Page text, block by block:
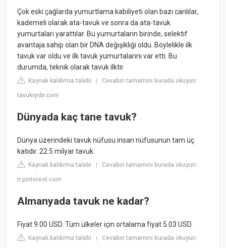
Çok eski çağlarda yumurtlama kabiliyeti olan bazı canlılar,
kademeli olarak ata-tavuk ve sonra da ata-tavuk
yumurtaları yarattılar. Bu yumurtaların birinde, selektif
avantaja sahip olan bir DNA değişikliği oldu. Böylelikle ilk
tavuk var oldu ve ilk tavuk yumurtalarını var etti. Bu
durumda, teknik olarak tavuk ilktir.
Kaynak kaldırma talebi |Cevabın tamamını burada okuyun:
tavukiyidir.com
Dünyada kaç tane tavuk?
Dünya üzerindeki tavuk nüfusu insan nüfusunun tam üç
katıdır. 22.5 milyar tavuk.
Kaynak kaldırma talebi |Cevabın tamamını burada okuyun:
tr.pinterest.com
Almanyada tavuk ne kadar?
Fiyat 9.00 USD. Tüm ülkeler için ortalama fiyat 5.03 USD.
Kaynak kaldırma talebi |Cevabın tamamını burada okuyun: